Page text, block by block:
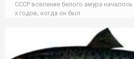
СССР вселение белого амура
х годов, когда он был